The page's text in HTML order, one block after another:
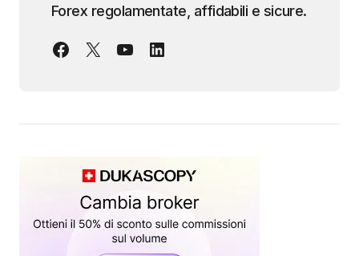
Forex regolamentate, affidabili e sicure.